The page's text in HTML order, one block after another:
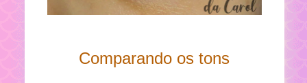
Comparando os tons